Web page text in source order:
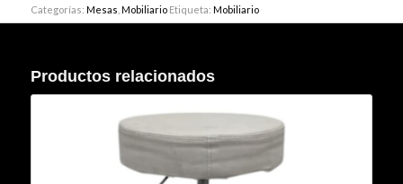
Categorías: Mesas Mobiliario Etiqueta: Mobiliario
Productos relacionados